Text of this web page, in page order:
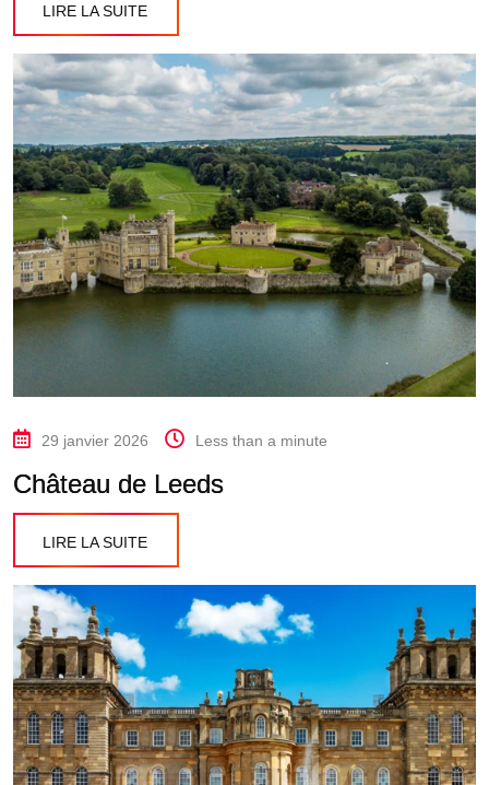
LIRE LA SUITE
29 janvier 2026 Less than a minute
Château de Leeds
LIRE LA SUITE